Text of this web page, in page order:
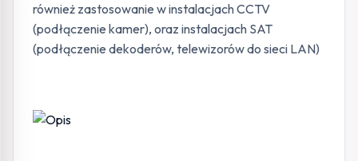
również zastosowanie w instalacjach CCTV
(podłączenie kamer), oraz instalacjach SAT
(podłączenie dekoderów, telewizorów do sieci LAN)